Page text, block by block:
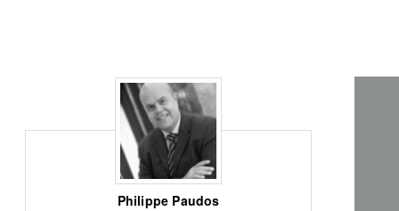
Philippe Paudos